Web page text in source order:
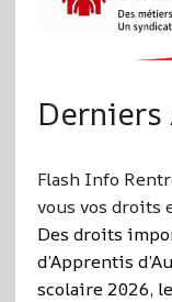
Flash Info
vous vos droits
Des droits
d’Apprentis
scolaire 2026,